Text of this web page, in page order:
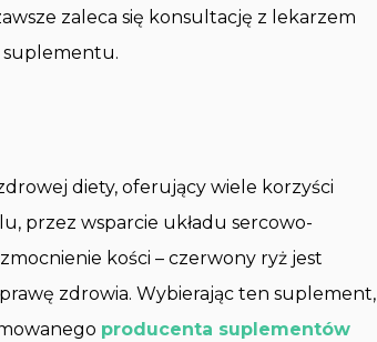
zaleca się konsultację z lekarzem
suplementu.
diety, oferujący wiele korzyści
przez wsparcie układu sercowo-
kości – czerwony ryż jest
zdrowia. Wybierając ten suplement,
producenta suplementów